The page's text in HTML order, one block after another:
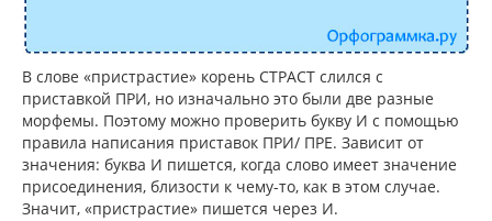
В слове «пристрастие» корень СТРАСТ слился с
приставкой ПРИ, но изначально это были две разные
морфемы. Поэтому можно проверить букву И с помощью
правила написания приставок ПРИ/ ПРЕ. Зависит от
значения: буква И пишется, когда слово имеет значение
присоединения, близости к чему-то, как в этом случае.
Значит, «пристрастие» пишется через И.